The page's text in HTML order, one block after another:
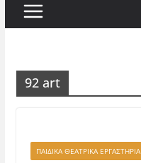
92 art
ΠΑΙΔΙΚΑ ΘΕΑΤΡΙΚΑ ΕΡΓΑΣΤΗΡΙΑ